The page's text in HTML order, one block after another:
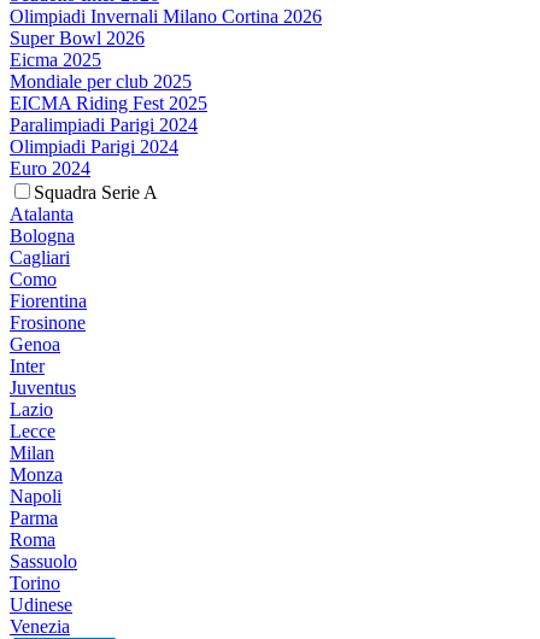
Olimpiadi Invernali Milano Cortina 2026
Super Bowl 2026
Eicma 2025
Mondiale per club 2025
EICMA Riding Fest 2025
Paralimpiadi Parigi 2024
Olimpiadi Parigi 2024
Euro 2024
Squadra Serie A
Atalanta
Bologna
Cagliari
Como
Fiorentina
Frosinone
Genoa
Inter
Juventus
Lazio
Lecce
Milan
Monza
Napoli
Parma
Roma
Sassuolo
Torino
Udinese
Venezia